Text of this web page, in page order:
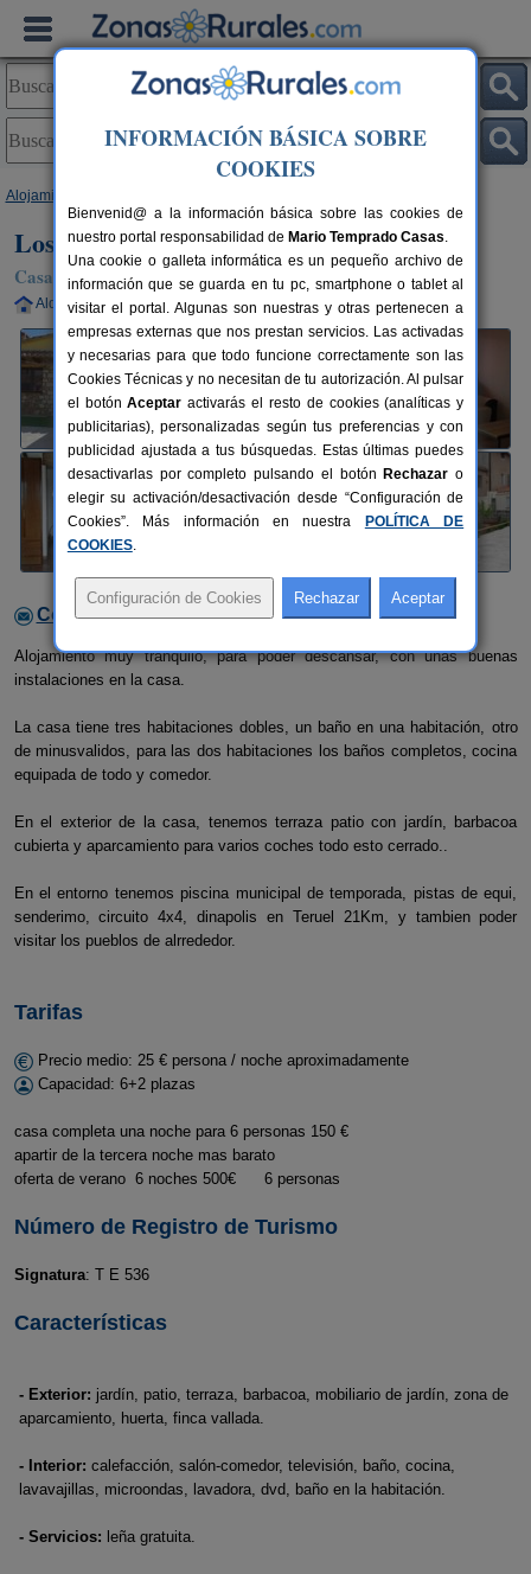
Alojamientos
Los Aladros
Casa Rural en La Puebla de Valverde (Teruel)
Alquiler completo 6+2 plazas 25 km de Teruel
Contactar con el alojamiento
Alojamiento muy tranquilo, para poder descansar, con unas buenas
instalaciones en la casa.
La casa tiene tres habitaciones dobles, un baño en una habitación, otro
de minusvalidos, para las dos habitaciones los baños completos, cocina
equipada de todo y comedor.
En el exterior de la casa, tenemos terraza patio con jardín, barbacoa
cubierta y aparcamiento para varios coches todo esto cerrado..
En el entorno tenemos piscina municipal de temporada, pistas de equi,
senderimo, circuito 4x4, dinapolis en Teruel 21Km, y tambien poder
visitar los pueblos de alrrededor.
Tarifas
Precio medio: 25 € persona / noche aproximadamente
Capacidad: 6+2 plazas
casa completa una noche para 6 personas 150 €
apartir de la tercera noche mas barato
oferta de verano 6 noches 500€ 6 personas
Número de Registro de Turismo
Signatura: T E 536
Características
- Exterior: jardín, patio, terraza, barbacoa, mobiliario de jardín, zona de
aparcamiento, huerta, finca vallada.
- Interior: calefacción, salón-comedor, televisión, baño, cocina,
lavavajillas, microondas, lavadora, dvd, baño en la habitación.
- Servicios: leña gratuita.
INFORMACIÓN BÁSICA SOBRE
COOKIES
Bienvenid@ a la información básica sobre las cookies de
nuestro portal responsabilidad de Mario Temprado Casas.
Una cookie o galleta informática es un pequeño archivo de
información que se guarda en tu pc, smartphone o tablet al
visitar el portal. Algunas son nuestras y otras pertenecen a
empresas externas que nos prestan servicios. Las activadas
y necesarias para que todo funcione correctamente son las
Cookies Técnicas y no necesitan de tu autorización. Al pulsar
el botónAceptar activarás el resto de cookies (analíticas y
publicitarias), personalizadas según tus preferencias y con
publicidad ajustada a tus búsquedas. Estas últimas puedes
desactivarlas por completo pulsando el botón Rechazar o
elegir su activación/desactivación desde “Configuración de
Cookies”. Más información en nuestra
POLÍTICA DE
COOKIES.